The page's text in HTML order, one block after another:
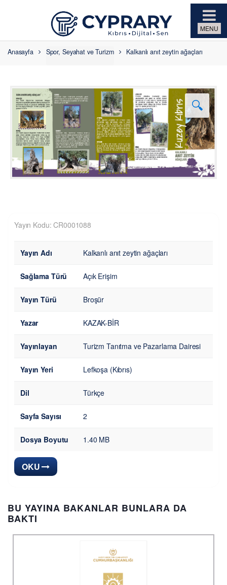
Anasayfa Spor, Seyahat ve Turizm Kalkanlı anıt zeytin ağaçları
🔍
Yayın Kodu: CR0001088
Yayın Adı Kalkanlı anıt zeytin ağaçları
Sağlama Türü Açık Erişim
Yayın Türü Broşür
Yazar KAZAK-BİR
Yayınlayan Turizm Tanıtma ve Pazarlama Dairesi
Yayın Yeri Lefkoşa (Kıbrıs)
Dil Türkçe
Sayfa Sayısı 2
Dosya Boyutu 1.40 MB
OKU
BU YAYINA BAKANLAR BUNLARA DA
BAKTI